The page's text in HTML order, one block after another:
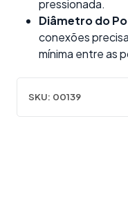
pressionada.
Diâmetro do
conexões
mínima entre as
SKU: 00139